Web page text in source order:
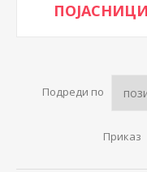
Подреди по
Приказ